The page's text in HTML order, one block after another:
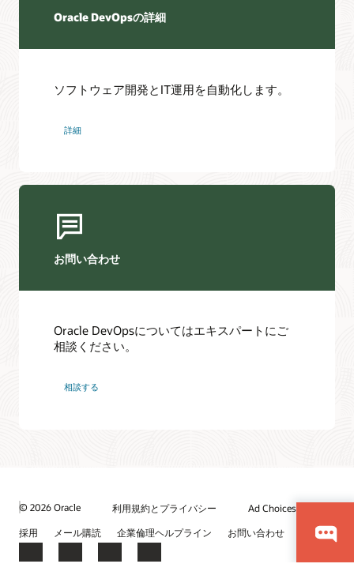
Oracle DevOpsの詳細
ソフトウェア開発とIT運用を自動化します。
詳細
お問い合わせ
Oracle DevOpsについてはエキスパートにご
相談ください。
相談する
© 2026 Oracle 利用規約とプライバシー
Ad Choices
採用
メール購読 企業倫理ヘルプライン お問い合わせ
Facebook
X LinkedInYouTube